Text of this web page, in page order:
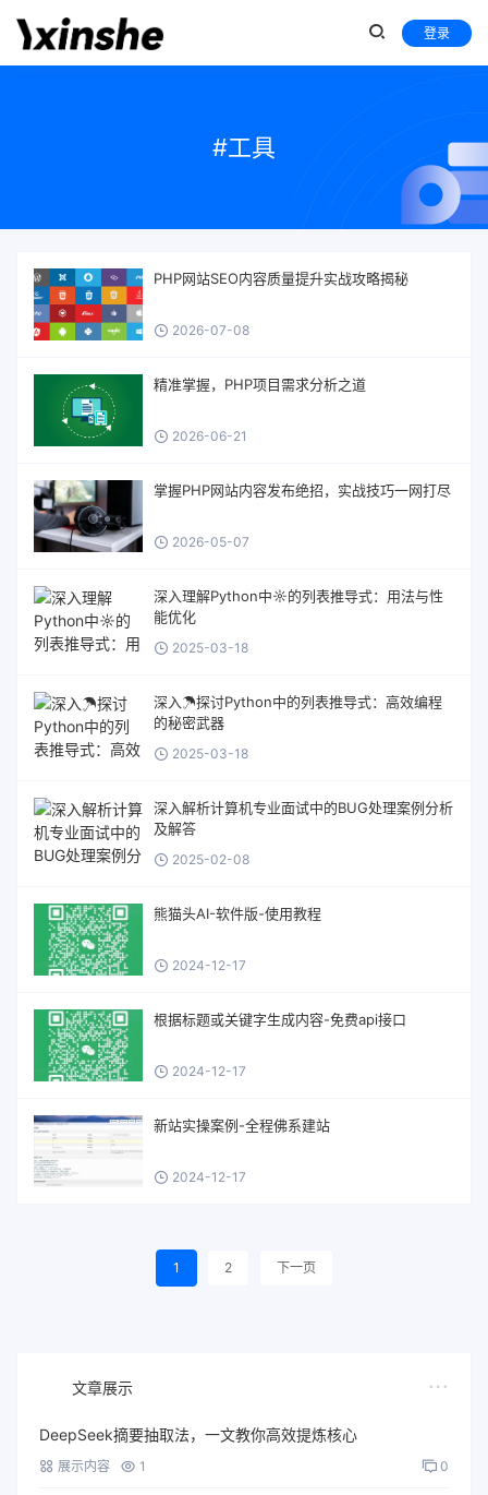
登录
#工具
PHP网站SEO内容质量提升实战攻略揭秘
2026-07-08
精准掌握，PHP项目需求分析之道
2026-06-21
掌握PHP网站内容发布绝招，实战技巧一网打尽
2026-05-07
深入理解Python中☼的列表推导式：用法与性
能优化
2025-03-18
深入☂探讨Python中的列表推导式：高效编程
的秘密武器
2025-03-18
深入解析计算机专业面试中的BUG处理案例分析
及解答
2025-02-08
熊猫头AI-软件版-使用教程
2024-12-17
根据标题或关键字生成内容-免费api接口
2024-12-17
新站实操案例-全程佛系建站
2024-12-17
1 2 下一页
文章展示
DeepSeek摘要抽取法，一文教你高效提炼核心
展示内容 1 0